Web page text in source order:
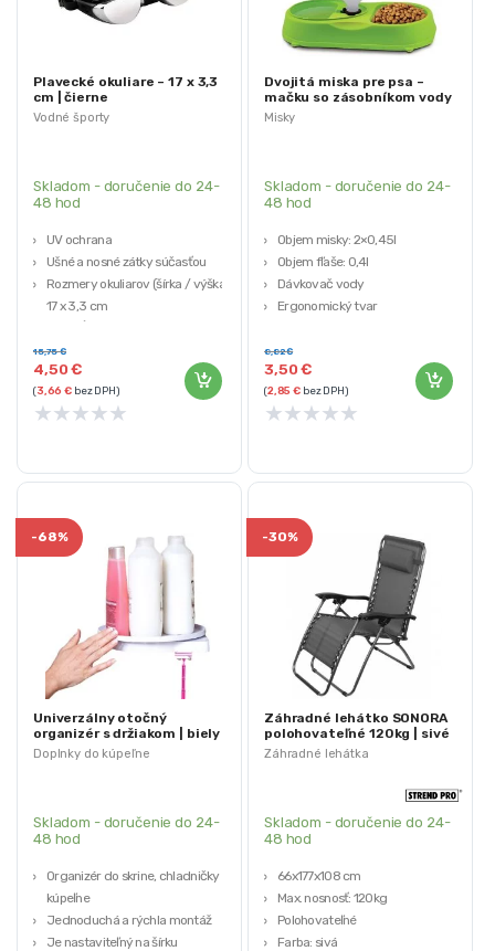
Vodné športy
Plavecké okuliare – 17 x 3,3
cm | čierne
Skladom - doručenie do 24-
48 hod
UV ochrana
Ušné a nosné zátky súčasťou
Rozmery okuliarov (šírka / výška):
17 x 3,3 cm
Dĺžka 1 ks štupľov do uší: 3 cm
4,50€
15,75€
(3,66€ bez DPH)
★★★★★
Misky
Dvojitá miska pre psa –
mačku so zásobníkom vody
Skladom - doručenie do 24-
48 hod
Objem misky: 2×0,45l
Objem fľaše: 0,4l
Dávkovač vody
Ergonomický tvar
3,50€
8,82€
(2,85€ bez DPH)
★★★★★
Doplnky do kúpeľne
-68%
Univerzálny otočný
organizér s držiakom | biely
Skladom - doručenie do 24-
48 hod
Organizér do skrine, chladničky a
kúpeľne
Jednoduchá a rýchla montáž
Je nastaviteľný na šírku
Záhradné lehátka
-30%
Záhradné lehátko SONORA
polohovateľné 120kg | sivé
Skladom - doručenie do 24-
48 hod
66x177x108 cm
Max. nosnosť: 120kg
Polohovateľné
Farba: sivá